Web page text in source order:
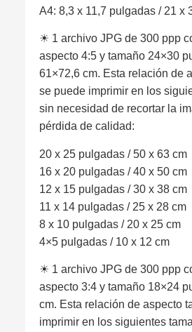
A4: 8,3 x 11,7 pulgadas / 21 x
☀︎ 1 archivo JPG de 300 ppp
aspecto 4:5 y tamaño 24×30
61×72,6 cm. Esta relación de
se puede imprimir en los
sin necesidad de recortar la
pérdida de calidad:
20 x 25 pulgadas / 50 x 63 cm
16 x 20 pulgadas / 40 x 50 cm
12 x 15 pulgadas / 30 x 38 cm
11 x 14 pulgadas / 25 x 28 cm
8 x 10 pulgadas / 20 x 25 cm
4×5 pulgadas / 10 x 12 cm
☀︎ 1 archivo JPG de 300 ppp
aspecto 3:4 y tamaño 18×24
cm. Esta relación de aspecto
imprimir en los siguientes